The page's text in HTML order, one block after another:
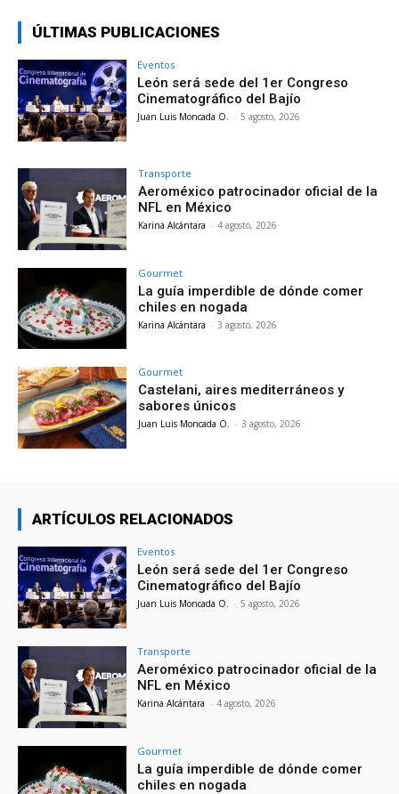
ÚLTIMAS PUBLICACIONES
Eventos
León será sede del 1er Congreso
Cinematográfico del Bajío
Juan Luis Moncada O. - 5 agosto, 2026
Transporte
Aeroméxico patrocinador oficial de la
NFL en México
Karina Alcántara - 4 agosto, 2026
Gourmet
La guía imperdible de dónde comer
chiles en nogada
Karina Alcántara - 3 agosto, 2026
Gourmet
Castelani, aires mediterráneos y
sabores únicos
Juan Luis Moncada O. - 3 agosto, 2026
ARTÍCULOS RELACIONADOS
Eventos
León será sede del 1er Congreso
Cinematográfico del Bajío
Juan Luis Moncada O. - 5 agosto, 2026
Transporte
Aeroméxico patrocinador oficial de la
NFL en México
Karina Alcántara - 4 agosto, 2026
Gourmet
La guía imperdible de dónde comer
chiles en nogada